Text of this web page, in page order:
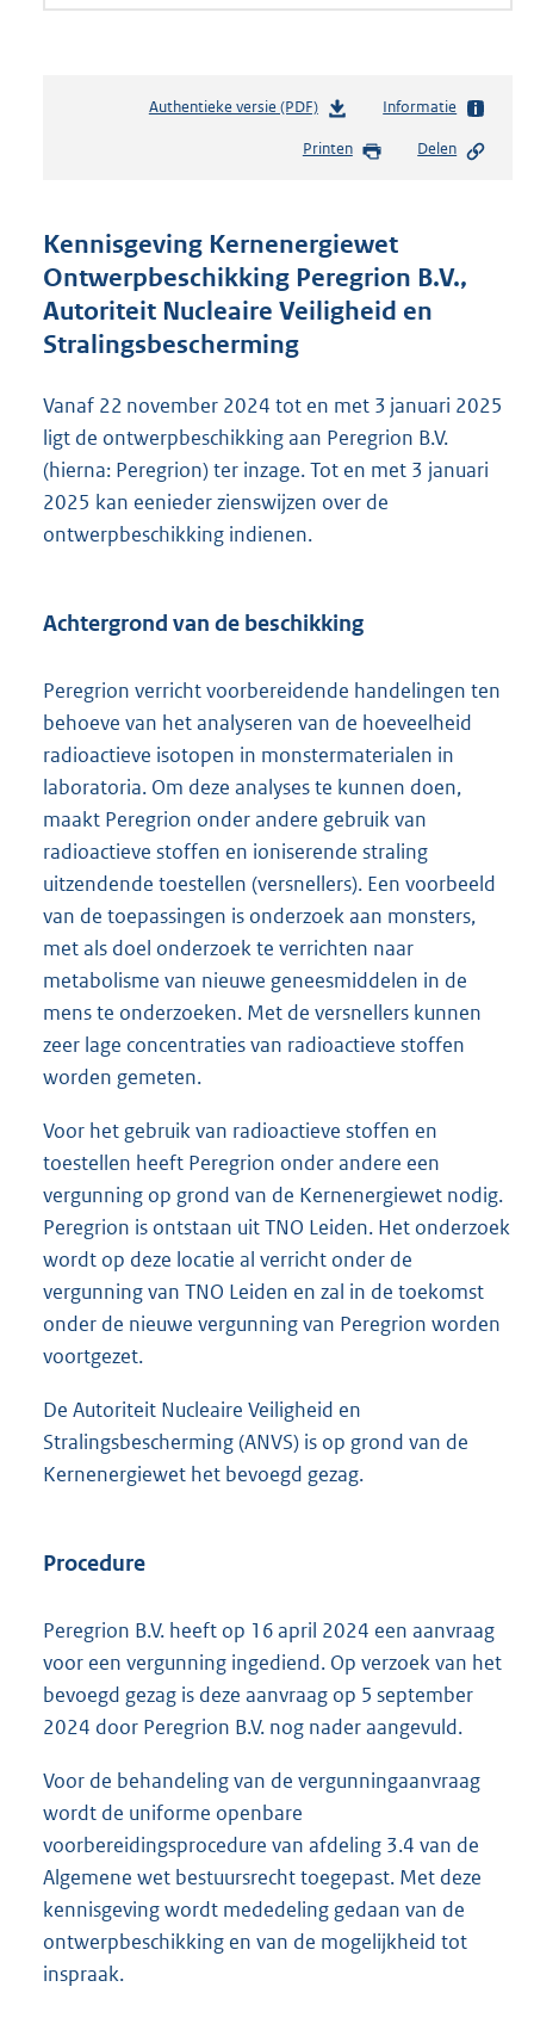
Authentieke versie (PDF)b
s
d
s
g
t
t
:
1
Informatie
Printen Delen
Kennisgeving Kernenergiewet
Ontwerpbeschikking Peregrion B.V.,
Autoriteit Nucleaire Veiligheid en
Stralingsbescherming
Vanaf 22 november 2024 tot en met 3 januari 2025
ligt de ontwerpbeschikking aan Peregrion B.V.
(hierna: Peregrion) ter inzage. Tot en met 3 januari
2025 kan eenieder zienswijzen over de
ontwerpbeschikking indienen.
Achtergrond van de beschikking
Peregrion verricht voorbereidende handelingen ten
behoeve van het analyseren van de hoeveelheid
radioactieve isotopen in monstermaterialen in
laboratoria. Om deze analyses te kunnen doen,
maakt Peregrion onder andere gebruik van
radioactieve stoffen en ioniserende straling
uitzendende toestellen (versnellers). Een voorbeeld
van de toepassingen is onderzoek aan monsters,
met als doel onderzoek te verrichten naar
metabolisme van nieuwe geneesmiddelen in de
mens te onderzoeken. Met de versnellers kunnen
zeer lage concentraties van radioactieve stoffen
worden gemeten.
Voor het gebruik van radioactieve stoffen en
toestellen heeft Peregrion onder andere een
vergunning op grond van de Kernenergiewet nodig.
Peregrion is ontstaan uit TNO Leiden. Het onderzoek
wordt op deze locatie al verricht onder de
vergunning van TNO Leiden en zal in de toekomst
onder de nieuwe vergunning van Peregrion worden
voortgezet.
De Autoriteit Nucleaire Veiligheid en
Stralingsbescherming (ANVS) is op grond van de
Kernenergiewet het bevoegd gezag.
Procedure
Peregrion B.V. heeft op 16 april 2024 een aanvraag
voor een vergunning ingediend. Op verzoek van het
bevoegd gezag is deze aanvraag op 5 september
2024 door Peregrion B.V. nog nader aangevuld.
Voor de behandeling van de vergunningaanvraag
wordt de uniforme openbare
voorbereidingsprocedure van afdeling 3.4 van de
Algemene wet bestuursrecht toegepast. Met deze
kennisgeving wordt mededeling gedaan van de
ontwerpbeschikking en van de mogelijkheid tot
inspraak.